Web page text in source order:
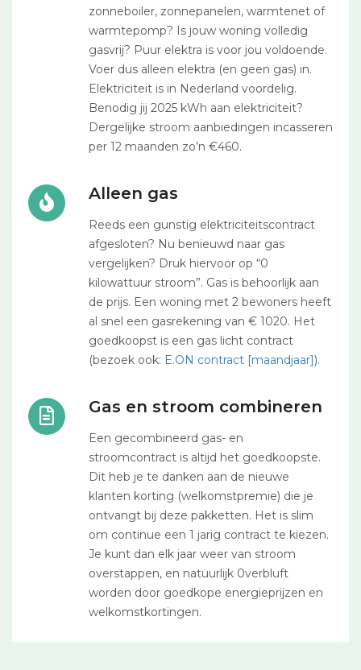
zonneboiler, zonnepanelen, warmtenet of
warmtepomp? Is jouw woning volledig
gasvrij? Puur elektra is voor jou voldoende.
Voer dus alleen elektra (en geen gas) in.
Elektriciteit is in Nederland voordelig.
Benodig jij 2025 kWh aan elektriciteit?
Dergelijke stroom aanbiedingen incasseren
per 12 maanden zo’n €460.
Alleen gas
Reeds een gunstig elektriciteitscontract
afgesloten? Nu benieuwd naar gas
vergelijken? Druk hiervoor op “0
kilowattuur stroom”. Gas is behoorlijk aan
de prijs. Een woning met 2 bewoners heeft
al snel een gasrekening van € 1020. Het
goedkoopst is een gas licht contract
(bezoek ook: E.ON contract [maandjaar]).
Gas en stroom combineren
Een gecombineerd gas- en
stroomcontract is altijd het goedkoopste.
Dit heb je te danken aan de nieuwe
klanten korting (welkomstpremie) die je
ontvangt bij deze pakketten. Het is slim
om continue een 1 jarig contract te kiezen.
Je kunt dan elk jaar weer van stroom
overstappen, en natuurlijk 0verbluft
worden door goedkope energieprijzen en
welkomstkortingen.